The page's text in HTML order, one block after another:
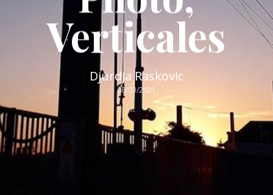
Verticales
Djurdja Raskovic
08/03/2021